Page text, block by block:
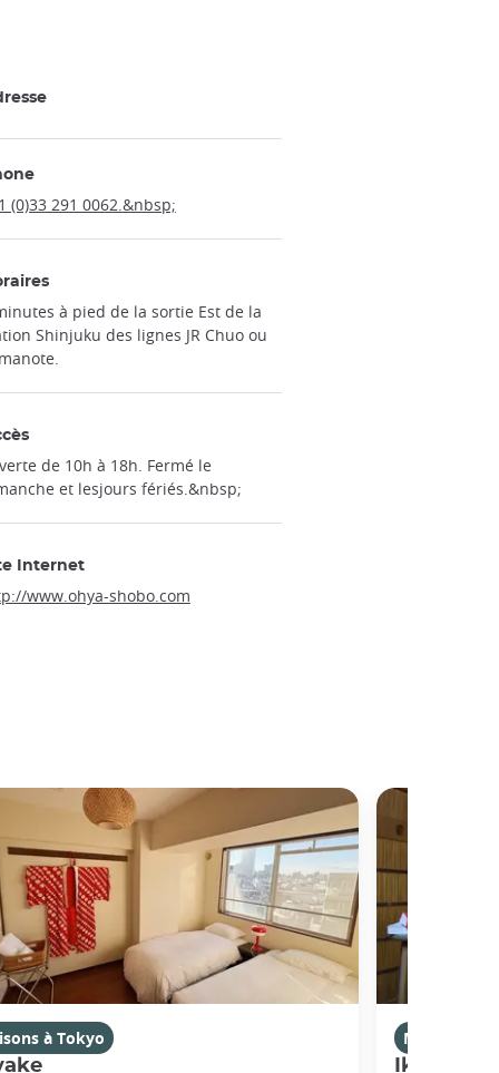
(0)33 291 0062.&nbsp;
à pied de la sortie Est de la
Shinjuku des lignes JR Chuo ou
de 10h à 18h. Fermé le
et lesjours fériés.&nbsp;
Internet
www.ohya-shobo.com
à Tokyo
Maisons à